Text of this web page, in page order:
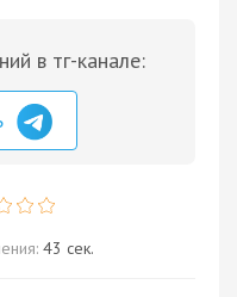
в тг-канале:
43 сек.